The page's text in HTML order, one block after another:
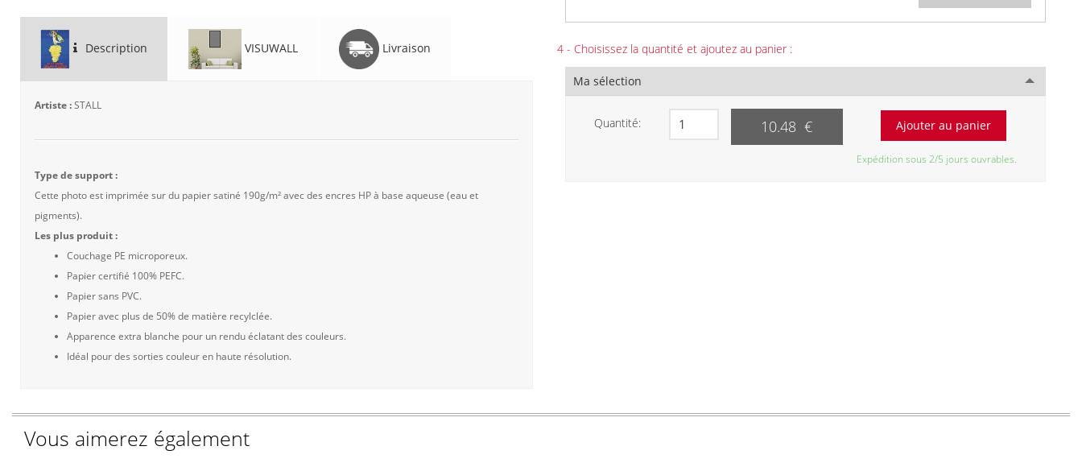
Description VISUWALL Livraison
Artiste :STALL
Type de support :
Cette photo est imprimée sur du papier satiné 190g/m² avec des encres HP à base aqueuse (eau et
pigments).
Les plus produit :
Couchage PE microporeux.
Papier certifié 100% PEFC.
Papier sans PVC.
Papier avec plus de 50% de matière recylclée.
Apparence extra blanche pour un rendu éclatant des couleurs.
Idéal pour des sorties couleur en haute résolution.
4 - Choisissez la quantité et ajoutez au panier :
Ma sélection
Quantité: 10.48 €
Expédition sous 2/5 jours ouvrables.
Vous aimerez également